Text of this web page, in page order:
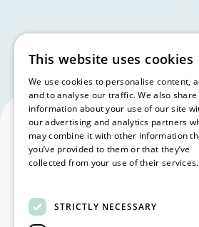
This website uses cookies
We use cookies to personalise content,
and to analyse our traffic. We also share
information about your use of our site
our advertising and analytics partners
may combine it with other information
you’ve provided to them or that they’ve
collected from your use of their services.
STRICTLY NECESSARY